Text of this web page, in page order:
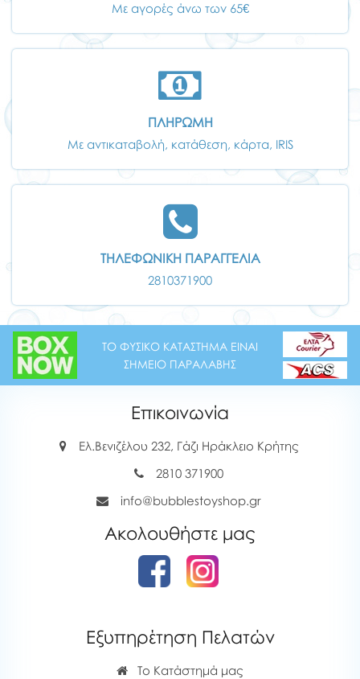
Με αγορές άνω των 65€
ΠΛΗΡΩΜΗ
Με αντικαταβολή, κατάθεση, κάρτα, IRIS
ΤΗΛΕΦΩΝΙΚΗ ΠΑΡΑΓΓΕΛΙΑ
2810371900
ΤΟ ΦΥΣΙΚΟ ΚΑΤΑΣΤΗΜΑ ΕΙΝΑΙ
ΣΗΜΕΙΟ ΠΑΡΑΛΑΒΗΣ
Επικοινωνία
Ελ.Βενιζέλου 232, Γάζι Ηράκλειο Κρήτης
2810 371900
info@bubblestoyshop.gr
Ακολουθήστε μας
Εξυπηρέτηση Πελατών
Το Κατάστημά μας